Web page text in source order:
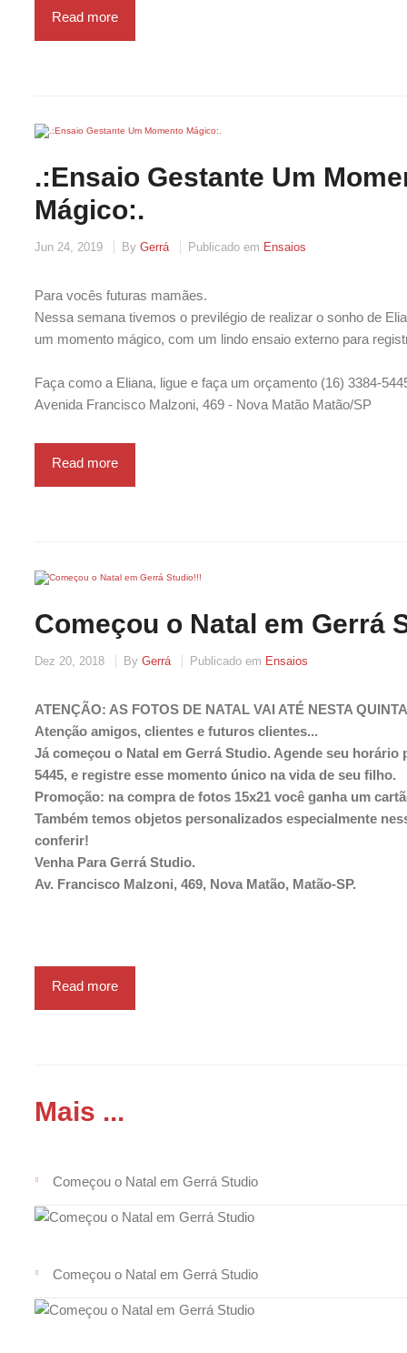
Read more
.:Ensaio Gestante Um
Mágico:.
Jun 24, 2019 By Gerrá Publicado em Ensaios
Para vocês futuras mamães.
Nessa semana tivemos o previlégio de realizar o sonho de
um momento mágico, com um lindo ensaio externo para
Faça como a Eliana, ligue e faça um orçamento (16) 3384-
Avenida Francisco Malzoni, 469 - Nova Matão Matão/SP
Read more
Começou o Natal em Gerrá
Dez 20, 2018 By Gerrá Publicado em Ensaios
ATENÇÃO: AS FOTOS DE NATAL VAI ATÉ NESTA
Atenção amigos, clientes e futuros clientes...
Já começou o Natal em Gerrá Studio. Agende seu horário
5445, e registre esse momento único na vida de seu filho.
Promoção: na compra de fotos 15x21 você ganha um
Também temos objetos personalizados especialmente
conferir!
Venha Para Gerrá Studio.
Av. Francisco Malzoni, 469, Nova Matão, Matão-SP.
Read more
Mais ...
Começou o Natal em Gerrá Studio
Começou o Natal em Gerrá Studio